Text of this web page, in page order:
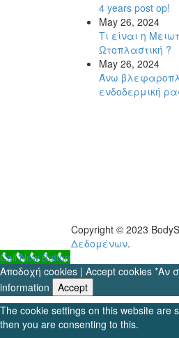
4 years post op!
May 26, 2024
Τι είναι η
Ωτοπλαστική ?
May 26, 2024
Άνω
ενδοδερμική
Copyright © 2023
Δεδομένων.
Call Now Button
Αποδοχή cookies | Accept cookies *Αν
information
Accept
The cookie settings on this website are
then you are consenting to this.